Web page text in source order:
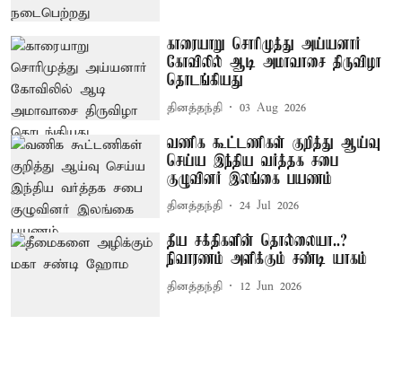
காரையாறு சொரிமுத்து அய்யனார்
கோவிலில் ஆடி அமாவாசை திருவிழா
தொடங்கியது
தினத்தந்தி 03 Aug 2026
வணிக கூட்டணிகள் குறித்து ஆய்வு
செய்ய இந்திய வர்த்தக சபை
குழுவினர் இலங்கை பயணம்
தினத்தந்தி 24 Jul 2026
தீய சக்திகளின் தொல்லையா..?
நிவாரணம் அளிக்கும் சண்டி யாகம்
தினத்தந்தி 12 Jun 2026